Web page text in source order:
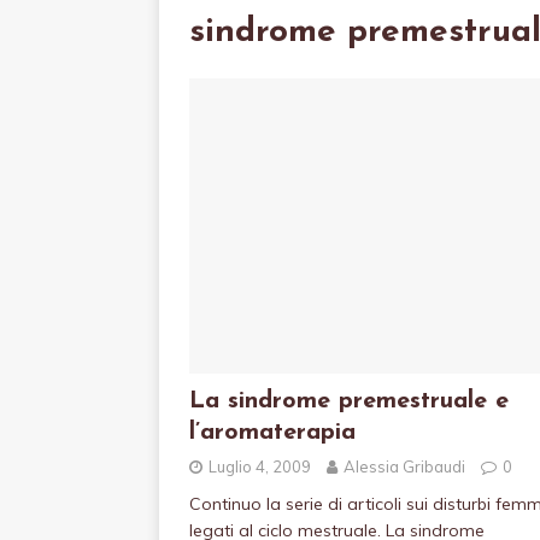
sindrome
La sindrome premestruale e
l’aromaterapia
Luglio 4, 2009 Alessia Gribaudi 0
Continuo la serie di articoli sui disturbi
legati al ciclo mestruale. La sindrome